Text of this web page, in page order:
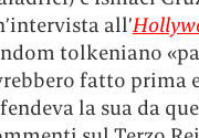
all’
tolkeniano
fatto prima
la sua da